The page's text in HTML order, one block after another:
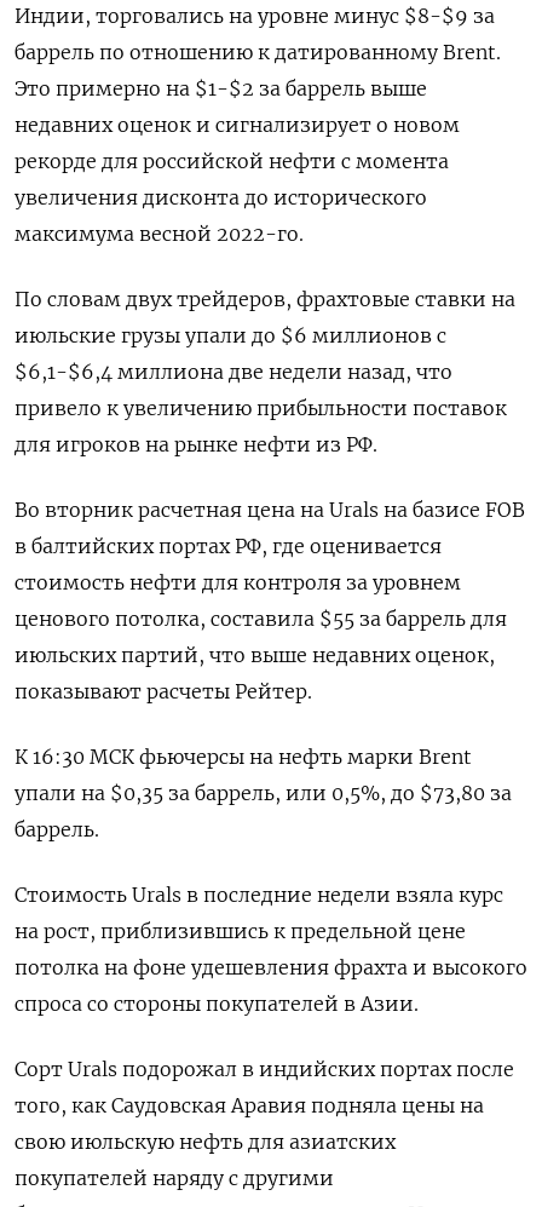
Индии, торговались на уровне минус $8-$9 за
баррель по отношению к датированному Brent.
Это примерно на $1-$2 за баррель выше
недавних оценок и сигнализирует о новом
рекорде для российской нефти с момента
увеличения дисконта до исторического
максимума весной 2022-го.
По словам двух трейдеров, фрахтовые ставки на
июльские грузы упали до $6 миллионов с
$6,1-$6,4 миллиона две недели назад, что
привело к увеличению прибыльности поставок
для игроков на рынке нефти из РФ.
Во вторник расчетная цена на Urals на базисе FOB
в балтийских портах РФ, где оценивается
стоимость нефти для контроля за уровнем
ценового потолка, составила $55 за баррель для
июльских партий, что выше недавних оценок,
показывают расчеты Рейтер.
К 16:30 МСК фьючерсы на нефть марки Brent
упали на $0,35 за баррель, или 0,5%, до $73,80 за
баррель.
Стоимость Urals в последние недели взяла курс
на рост, приблизившись к предельной цене
потолка на фоне удешевления фрахта и высокого
спроса со стороны покупателей в Азии.
Сорт Urals подорожал в индийских портах после
того, как Саудовская Аравия подняла цены на
свою июльскую нефть для азиатских
покупателей наряду с другими